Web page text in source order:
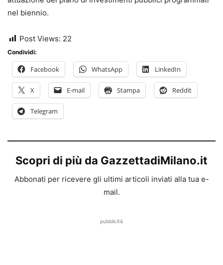
nel biennio.
Post Views: 22
Condividi:
Facebook WhatsApp LinkedIn
X E-mail Stampa Reddit
Telegram
Scopri di più da GazzettadiMilano.it
Abbonati per ricevere gli ultimi articoli inviati alla tua e-
mail.
pubblicità